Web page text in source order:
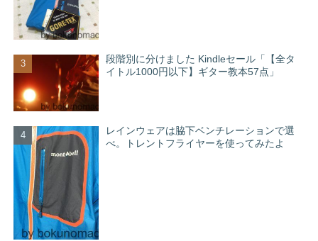
段階別に分けました Kindleセール「【全タ
イトル1000円以下】ギター教本57点」
レインウェアは脇下ベンチレーションで選
べ。トレントフライヤーを使ってみたよ